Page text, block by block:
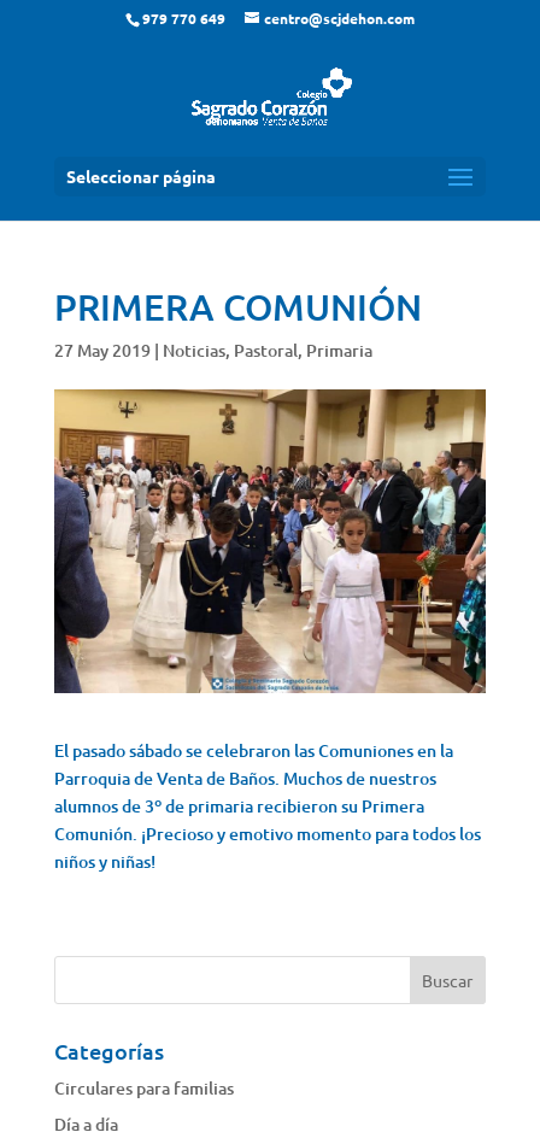
979 770 649 centro@scjdehon.com
Seleccionar página
PRIMERA COMUNIÓN
27 May 2019| Noticias, Pastoral, Primaria
El pasado sábado se celebraron las Comuniones en la
Parroquia de Venta de Baños. Muchos de nuestros
alumnos de 3º de primaria recibieron su Primera
Comunión. ¡Precioso y emotivo momento para todos los
niños y niñas!
Categorías
Circulares para familias
Día a día